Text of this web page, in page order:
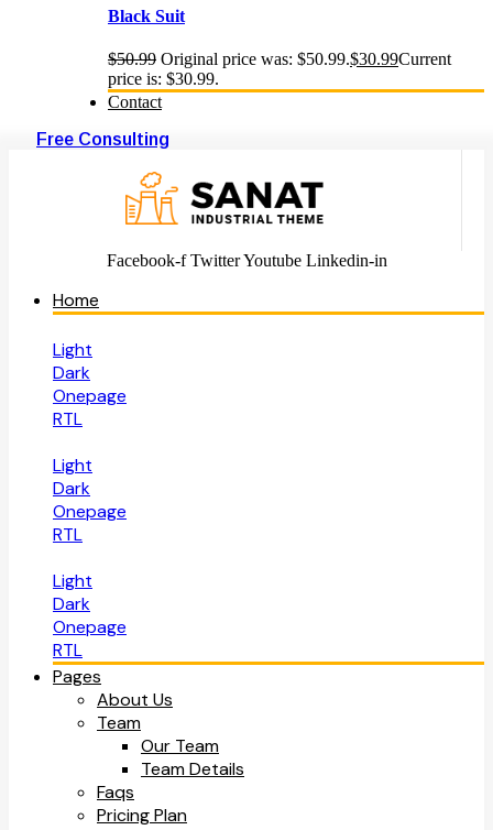
Black Suit
$50.99 Original price was: $50.99.$30.99Current
price is: $30.99.
Contact
Free Consulting
Facebook-f Twitter Youtube Linkedin-in
Home
Light
Dark
Onepage
RTL
Light
Dark
Onepage
RTL
Light
Dark
Onepage
RTL
Pages
About Us
Team
Our Team
Team Details
Faqs
Pricing Plan